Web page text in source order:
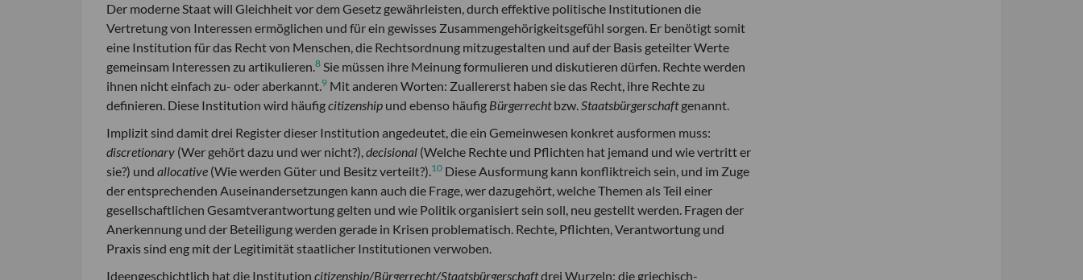
Der moderne Staat will Gleichheit vor dem Gesetz gewährleisten, durch effektive politische Institutionen die
Vertretung von Interessen ermöglichen und für ein gewisses Zusammengehörigkeitsgefühl sorgen. Er benötigt somit
eine Institution für das Recht von Menschen, die Rechtsordnung mitzugestalten und auf der Basis geteilter Werte
gemeinsam Interessen zu artikulieren.8 Sie müssen ihre Meinung formulieren und diskutieren dürfen. Rechte werden
ihnen nicht einfach zu- oder aberkannt.9 Mit anderen Worten: Zuallererst haben sie das Recht, ihre Rechte zu
definieren. Diese Institution wird häufigcitizenship und ebenso häufig Bürgerrechtbzw.Staatsbürgerschaftgenannt.
Implizit sind damit drei Register dieser Institution angedeutet, die ein Gemeinwesen konkret ausformen muss:
discretionary (Wer gehört dazu und wer nicht?),decisional (Welche Rechte und Pflichten hat jemand und wie vertritt er
sie?) und allocative (Wie werden Güter und Besitz verteilt?).10 Diese Ausformung kann konfliktreich sein, und im Zuge
der entsprechenden Auseinandersetzungen kann auch die Frage, wer dazugehört, welche Themen als Teil einer
gesellschaftlichen Gesamtverantwortung gelten und wie Politik organisiert sein soll, neu gestellt werden. Fragen der
Anerkennung und der Beteiligung werden gerade in Krisen problematisch. Rechte, Pflichten, Verantwortung und
Praxis sind eng mit der Legitimität staatlicher Institutionen verwoben.
Ideengeschichtlich hat die Institution citizenship/Bürgerrecht/Staatsbürgerschaftdrei Wurzeln: die griechisch-